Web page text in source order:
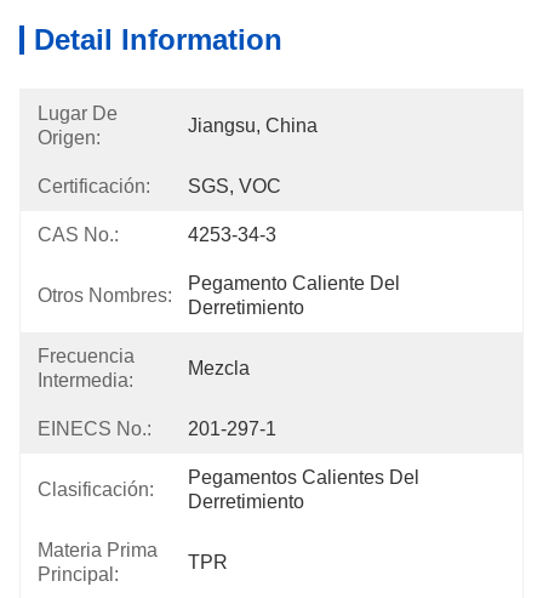
Detail Information
Lugar De
Origen:
Jiangsu, China
Certificación: SGS, VOC
CAS No.: 4253-34-3
Otros Nombres:
Pegamento Caliente Del
Derretimiento
Frecuencia
Intermedia:
Mezcla
EINECS No.: 201-297-1
Clasificación:
Pegamentos Calientes Del
Derretimiento
Materia Prima
Principal:
TPR